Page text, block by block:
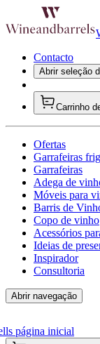
Contacto
Abrir seleção
Carrinho
Ofertas
Garrafeiras
Garrafeiras
Adega de
Móveis para
Barris de
Copo de vinho
Acessórios
Ideias de
Inspirador
Consultoria
Abrir navegação
página inicial